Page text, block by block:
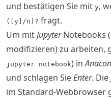
und bestätigen Sie mit y,
([y]/n)? fragt.
Um mitJupyterNotebooks
modifizieren) zu arbeiten,
jupyter notebook) in
und schlagen SieEnter. Die
im Standard-Webbrowser